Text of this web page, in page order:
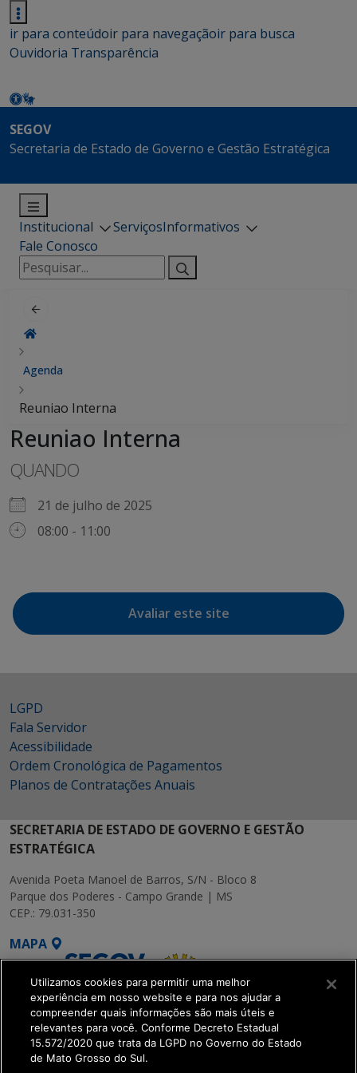
ir para conteúdoir para navegaçãoir para busca
Ouvidoria Transparência
SEGOV
Secretaria de Estado de Governo e Gestão Estratégica
Institucional ServiçosInformativos
Fale Conosco
Pesquisar
por:
Agenda
Reuniao Interna
Reuniao Interna
QUANDO
21 de julho de 2025
08:00 - 11:00
Avaliar este site
LGPD
Fala Servidor
Acessibilidade
Ordem Cronológica de Pagamentos
Planos de Contratações Anuais
SECRETARIA DE ESTADO DE GOVERNO E GESTÃO
ESTRATÉGICA
Avenida Poeta Manoel de Barros, S/N - Bloco 8
Parque dos Poderes - Campo Grande | MS
CEP.: 79.031-350
MAPA
SETDIG | Secretaria-
Executiva de
Utilizamos cookies para permitir uma melhor
experiência em nosso website e para nos ajudar a
compreender quais informações são mais úteis e
relevantes para você. Conforme Decreto Estadual
15.572/2020 que trata da LGPD no Governo do Estado
de Mato Grosso do Sul.